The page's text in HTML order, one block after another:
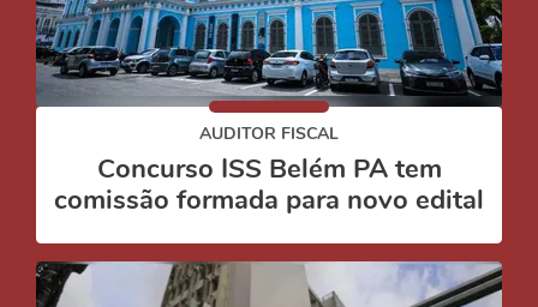
AUDITOR FISCAL
Concurso ISS Belém PA tem
comissão formada para novo edital